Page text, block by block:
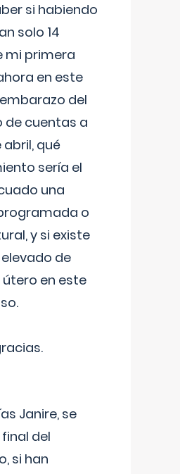
si habiendo
solo 14
mi primera
en este
del
de cuentas a
qué
sería el
una
o
y si existe
de
en este
Janire, se
del
si han